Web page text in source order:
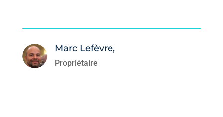
Marc Lefèvre,
Propriétaire